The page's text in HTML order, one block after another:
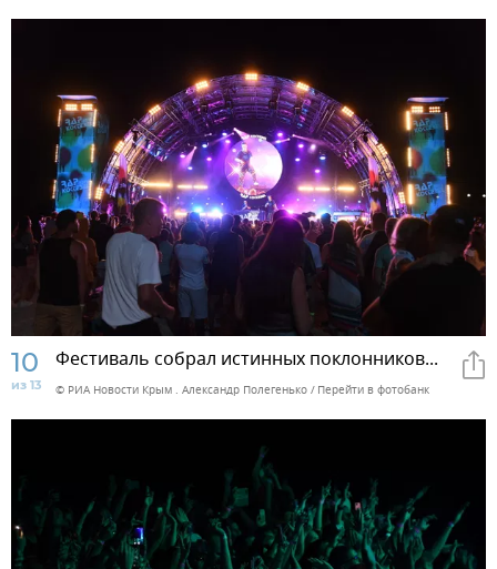
10
из 13
Фестиваль собрал истинных поклонников...
© РИА Новости Крым . Александр Полегенько Перейти в фотобанк